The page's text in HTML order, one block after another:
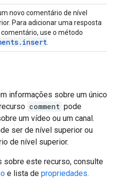
novo comentário de nível
Para adicionar uma resposta
use o método
. insert
informações sobre um único
comment pode
um vídeo ou um canal.
ser de nível superior ou
de nível superior.
sobre este recurso, consulte
e lista de propriedades.